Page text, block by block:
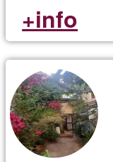
+info